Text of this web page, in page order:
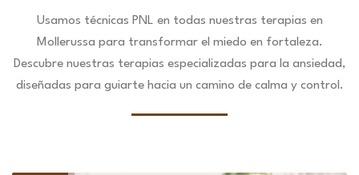
Usamos técnicas PNL en todas nuestras terapias en
Mollerussa para transformar el miedo en fortaleza.
Descubre nuestras terapias especializadas para la ansiedad,
diseñadas para guiarte hacia un camino de calma y control.